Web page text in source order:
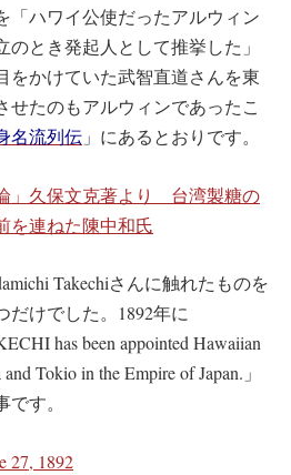
「ハワイ公使だったアルウィン
とき発起人として推挙した」
をかけていた武智直道さんを東
せたのもアルウィンであったこ
名流列伝 」にあるとおりです。
」久保文克著より 台湾製糖の
を連ねた陳中和氏
Takechiさんに触れたものを
だけでした。1892年に
has been appointed Hawaiian
Tokio in the Empire of Japan.」
す。
27, 1892